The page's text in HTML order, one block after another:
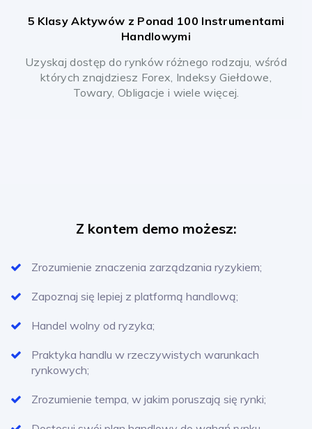
5 Klasy Aktywów z Ponad 100 Instrumentami
Handlowymi
Uzyskaj dostęp do rynków różnego rodzaju, wśród
których znajdziesz Forex, Indeksy Giełdowe,
Towary, Obligacje i wiele więcej.
Z kontem demo możesz:
Zrozumienie znaczenia zarządzania ryzykiem;
Zapoznaj się lepiej z platformą handlową;
Handel wolny od ryzyka;
Praktyka handlu w rzeczywistych warunkach
rynkowych;
Zrozumienie tempa, w jakim poruszają się rynki;